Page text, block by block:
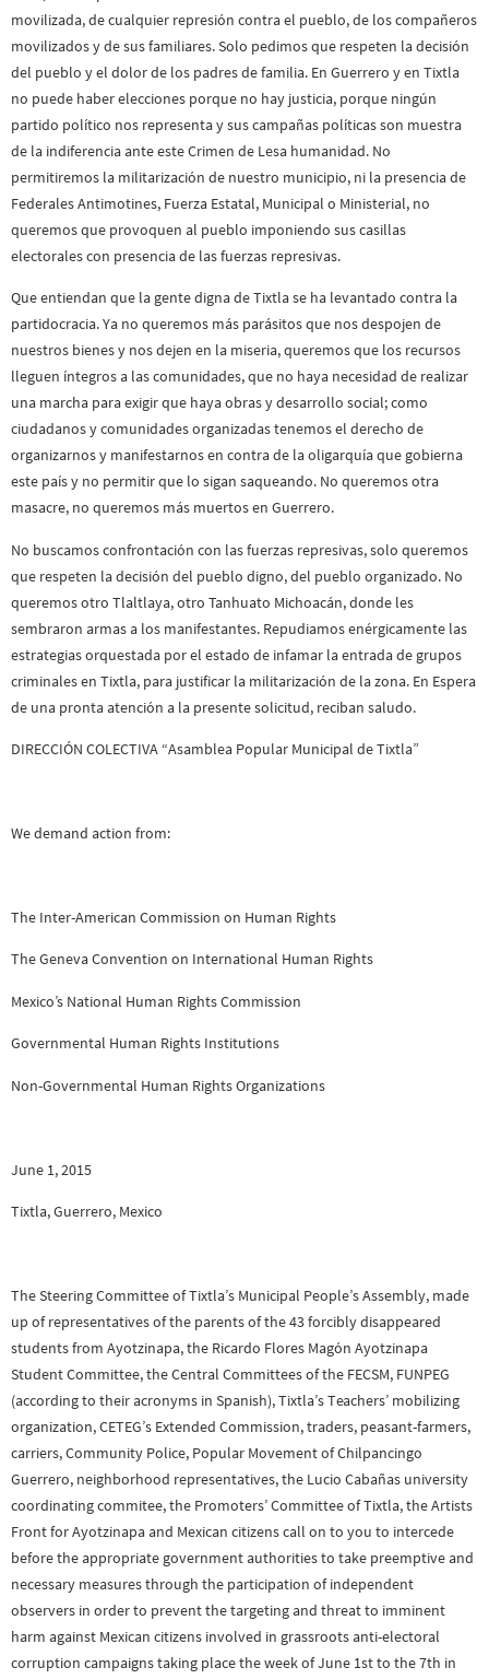
movilizada, de cualquier represión contra el pueblo, de los compañeros
movilizados y de sus familiares. Solo pedimos que respeten la decisión
del pueblo y el dolor de los padres de familia. En Guerrero y en Tixtla
no puede haber elecciones porque no hay justicia, porque ningún
partido político nos representa y sus campañas políticas son muestra
de la indiferencia ante este Crimen de Lesa humanidad. No
permitiremos la militarización de nuestro municipio, ni la presencia de
Federales Antimotines, Fuerza Estatal, Municipal o Ministerial, no
queremos que provoquen al pueblo imponiendo sus casillas
electorales con presencia de las fuerzas represivas.
Que entiendan que la gente digna de Tixtla se ha levantado contra la
partidocracia. Ya no queremos más parásitos que nos despojen de
nuestros bienes y nos dejen en la miseria, queremos que los recursos
lleguen íntegros a las comunidades, que no haya necesidad de realizar
una marcha para exigir que haya obras y desarrollo social; como
ciudadanos y comunidades organizadas tenemos el derecho de
organizarnos y manifestarnos en contra de la oligarquía que gobierna
este país y no permitir que lo sigan saqueando. No queremos otra
masacre, no queremos más muertos en Guerrero.
No buscamos confrontación con las fuerzas represivas, solo queremos
que respeten la decisión del pueblo digno, del pueblo organizado. No
queremos otro Tlaltlaya, otro Tanhuato Michoacán, donde les
sembraron armas a los manifestantes. Repudiamos enérgicamente las
estrategias orquestada por el estado de infamar la entrada de grupos
criminales en Tixtla, para justificar la militarización de la zona. En Espera
de una pronta atención a la presente solicitud, reciban saludo.
DIRECCIÓN COLECTIVA “Asamblea Popular Municipal de Tixtla”
We demand action from:
The Inter-American Commission on Human Rights
The Geneva Convention on International Human Rights
Mexico’s National Human Rights Commission
Governmental Human Rights Institutions
Non-Governmental Human Rights Organizations
June 1, 2015
Tixtla, Guerrero, Mexico
The Steering Committee of Tixtla’s Municipal People’s Assembly, made
up of representatives of the parents of the 43 forcibly disappeared
students from Ayotzinapa, the Ricardo Flores Magón Ayotzinapa
Student Committee, the Central Committees of the FECSM, FUNPEG
(according to their acronyms in Spanish), Tixtla’s Teachers’ mobilizing
organization, CETEG’s Extended Commission, traders, peasant-farmers,
carriers, Community Police, Popular Movement of Chilpancingo
Guerrero, neighborhood representatives, the Lucio Cabañas university
coordinating commitee, the Promoters’ Committee of Tixtla, the Artists
Front for Ayotzinapa and Mexican citizens call on to you to intercede
before the appropriate government authorities to take preemptive and
necessary measures through the participation of independent
observers in order to prevent the targeting and threat to imminent
harm against Mexican citizens involved in grassroots anti-electoral
corruption campaigns taking place the week of June 1st to the 7th in